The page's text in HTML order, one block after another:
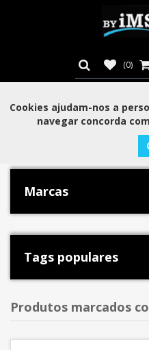
(0)
Categorias
Marcas
Tags populares
Produtos marcados
Cookies ajudam-nos a
navegar concorda